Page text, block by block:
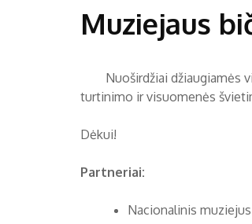
Muziejaus
Nuoširdžiai džiaugiamės
turtinimo ir visuomenės
Dėkui!
Partneriai:
Nacionalinis